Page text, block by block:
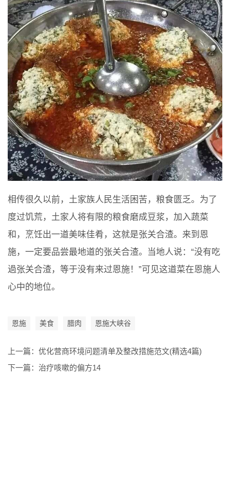
相传很久以前，土家族人民生活困苦，粮食匮乏。为了
度过饥荒，土家人将有限的粮食磨成豆浆，加入蔬菜
和，烹饪出一道美味佳肴，这就是张关合渣。来到恩
施，一定要品尝最地道的张关合渣。当地人说：“没有吃
過张关合渣，等于没有来过恩施！”可见这道菜在恩施人
心中的地位。
恩施 美食 腊肉 恩施大峡谷
上一篇： 优化营商环境问题清单及整改措施范文(精选4篇)
下一篇： 治疗咳嗽的偏方14